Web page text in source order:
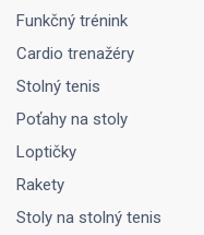
Funkčný trénink
Cardio trenažéry
Stolný tenis
Poťahy na stoly
Loptičky
Rakety
Stoly na stolný tenis